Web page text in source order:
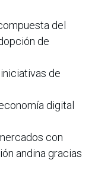
del
de
de
digital
con
andina gracias